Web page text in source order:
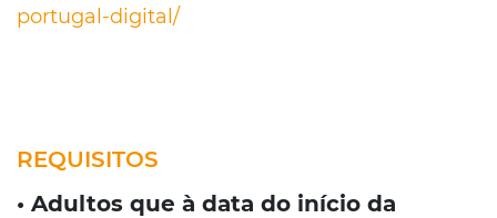
portugal-digital/
REQUISITOS
• Adultos que à data do início da